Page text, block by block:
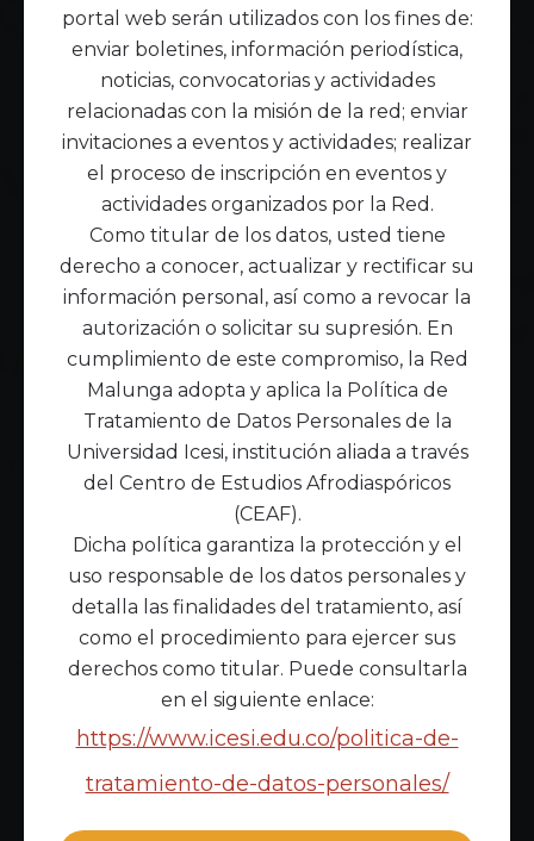
portal web serán utilizados con los fines de:
enviar boletines, información periodística,
noticias, convocatorias y actividades
relacionadas con la misión de la red; enviar
invitaciones a eventos y actividades; realizar
el proceso de inscripción en eventos y
actividades organizados por la Red.
Como titular de los datos, usted tiene
derecho a conocer, actualizar y rectificar su
información personal, así como a revocar la
autorización o solicitar su supresión. En
cumplimiento de este compromiso, la Red
Malunga adopta y aplica la Política de
Tratamiento de Datos Personales de la
Universidad Icesi, institución aliada a través
del Centro de Estudios Afrodiaspóricos
(CEAF).
Dicha política garantiza la protección y el
uso responsable de los datos personales y
detalla las finalidades del tratamiento, así
como el procedimiento para ejercer sus
derechos como titular. Puede consultarla
en el siguiente enlace:
https://www.icesi.edu.co/politica-de-
tratamiento-de-datos-personales/